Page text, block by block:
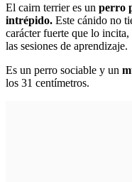
El cairn terrier es un perro
intrépido. Este cánido no
carácter fuerte que lo incita,
las sesiones de aprendizaje.
Es un perro sociable y un
los 31 centímetros.